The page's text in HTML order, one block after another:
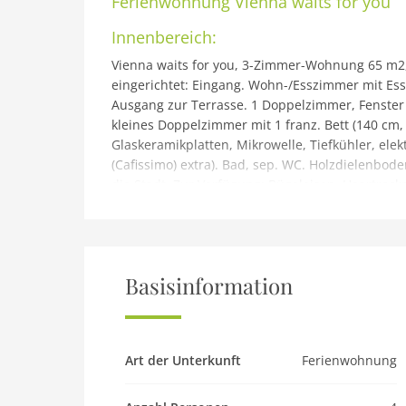
Innenbereich:
Vienna waits for you, 3-Zimmer-Wohnung 65
eingerichtet: Eingang. Wohn-/Esszimmer mit
Ausgang zur Terrasse. 1 Doppelzimmer,
kleines Doppelzimmer mit 1 franz. Bett (140
Glaskeramikplatten, Mikrowelle, Tiefkühler,
(Cafissimo) extra). Bad, sep. WC.
die Stadt. Zur Verfügung: Bügeleisen,
Hause: Fahrstuhl, Zentralheizung. Zufahrt bis
22:00, Montag - Freitag. Supermarkt,
Fuss in 20 Minuten erreichbar, Straßenbahn 1,
100 m. Nahe gelegene Sehenswürdigkeiten:
Belvedere 1.5 km. Es kann auf Anfrage ein
Check In: 16.00 bis 20.00 Uhr (spätere Anreise
Basisinformation
Art der Unterkunft Ferienwohnung